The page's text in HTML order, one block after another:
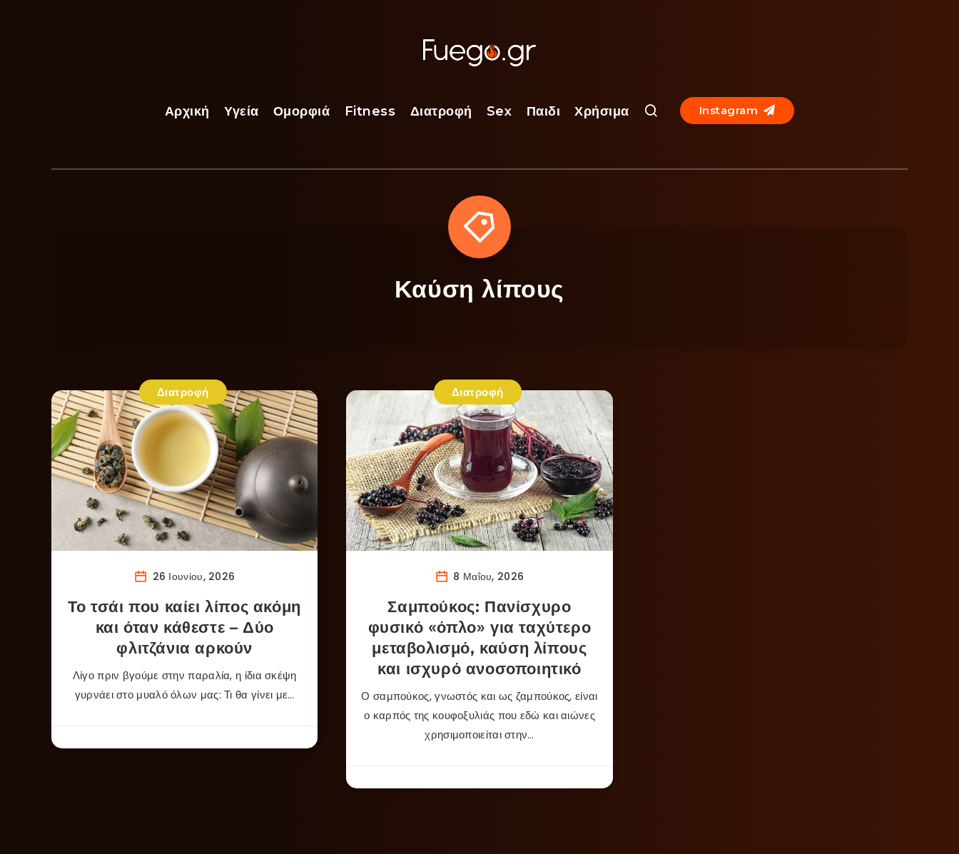
Αρχική Υγεία Ομορφιά Fitness Διατροφή Sex Παιδι Χρήσιμα Instagram
Καύση λίπους
Διατροφή
26 Ιουνίου, 2026
Το τσάι που καίει λίπος ακόμη
και όταν κάθεστε – Δύο
φλιτζάνια αρκούν
Λίγο πριν βγούμε στην παραλία, η ίδια σκέψη
γυρνάει στο μυαλό όλων μας: Τι θα γίνει με…
Διατροφή
8 Μαΐου, 2026
Σαμπούκος: Πανίσχυρο
φυσικό «όπλο» για ταχύτερο
μεταβολισμό, καύση λίπους
και ισχυρό ανοσοποιητικό
Ο σαμπούκος, γνωστός και ως ζαμπούκος, είναι
ο καρπός της κουφοξυλιάς που εδώ και αιώνες
χρησιμοποιείται στην…